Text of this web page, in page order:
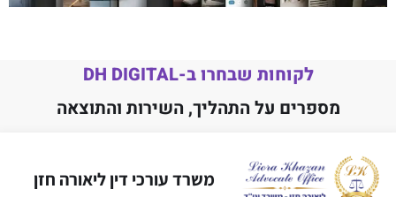
לקוחות שבחרו ב-DH DIGITAL
מספרים על התהליך, השירות והתוצאה
משרד עורכי דין ליאורה חזן